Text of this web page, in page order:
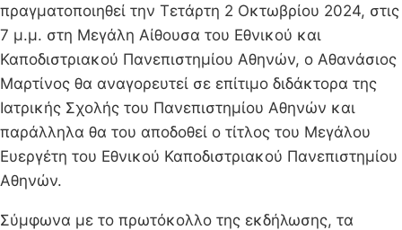
πραγματοποιηθεί την Τετάρτη 2 Οκτωβρίου 2024, στις
7 μ.μ. στη Μεγάλη Αίθουσα του Εθνικού και
Καποδιστριακού Πανεπιστημίου Αθηνών, ο Αθανάσιος
Μαρτίνος θα αναγορευτεί σε επίτιμο διδάκτορα της
Ιατρικής Σχολής του Πανεπιστημίου Αθηνών και
παράλληλα θα του αποδοθεί ο τίτλος του Μεγάλου
Ευεργέτη του Εθνικού Καποδιστριακού Πανεπιστημίου
Αθηνών.
Σύμφωνα με το πρωτόκολλο της εκδήλωσης, τα